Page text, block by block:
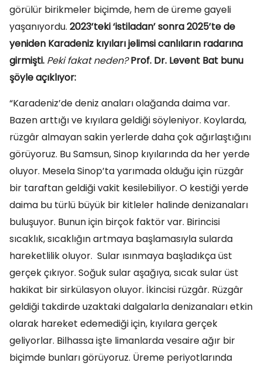
görülür birikmeler biçimde, hem de üreme gayeli
yaşanıyordu. 2023’teki ‘istiladan’ sonra 2025’te de
yeniden Karadeniz kıyıları jelimsi canlıların radarına
girmişti. Peki fakat neden? Prof. Dr. Levent Bat bunu
şöyle açıklıyor:
“Karadeniz’de deniz anaları olağanda daima var.
Bazen arttığı ve kıyılara geldiği söyleniyor. Koylarda,
rüzgâr almayan sakin yerlerde daha çok ağırlaştığını
görüyoruz. Bu Samsun, Sinop kıyılarında da her yerde
oluyor. Mesela Sinop’ta yarımada olduğu için rüzgâr
bir taraftan geldiği vakit kesilebiliyor. O kestiği yerde
daima bu türlü büyük bir kitleler halinde denizanaları
buluşuyor. Bunun için birçok faktör var. Birincisi
sıcaklık, sıcaklığın artmaya başlamasıyla sularda
hareketlilik oluyor. Sular ısınmaya başladıkça üst
gerçek çıkıyor. Soğuk sular aşağıya, sıcak sular üst
hakikat bir sirkülasyon oluyor. İkincisi rüzgâr. Rüzgâr
geldiği takdirde uzaktaki dalgalarla denizanaları etkin
olarak hareket edemediği için, kıyılara gerçek
geliyorlar. Bilhassa işte limanlarda vesaire ağır bir
biçimde bunları görüyoruz. Üreme periyotlarında